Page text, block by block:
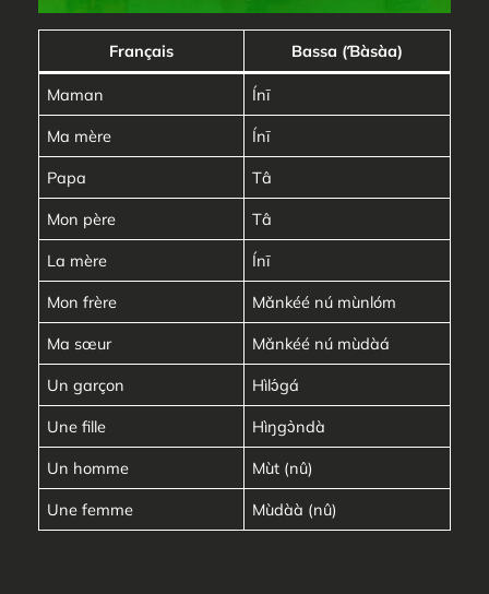
Français Bassa (Ɓàsàa)
Maman
Ínī
Ma mère
Ínī
Papa
Tâ
Mon père
Tâ
La mère
Ínī
Mon frère
Mǎnkéé nú mùnlóm
Ma sœur
Mǎnkéé nú mùdàá
Un garçon
Hìlɔ́gá
Une fille
Hìŋgɔ̀ndà
Un homme
Mùt (nû)
Une femme
Mùdàà (nû)